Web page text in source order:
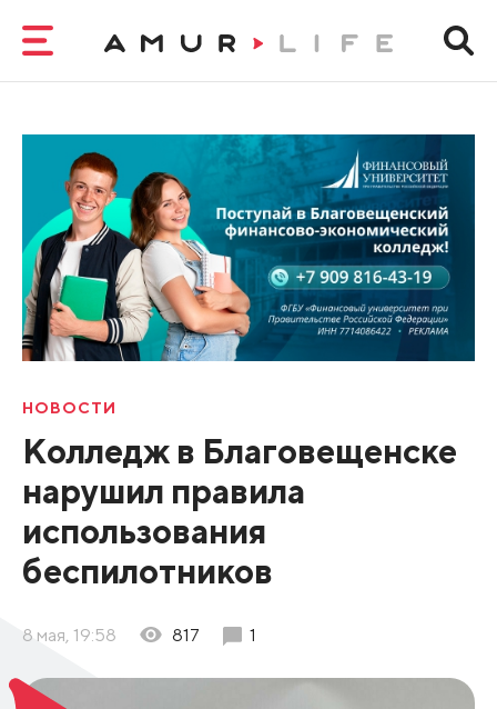
НОВОСТИ
Колледж в Благовещенске
нарушил правила
использования
беспилотников
8 мая, 19:58 817 1